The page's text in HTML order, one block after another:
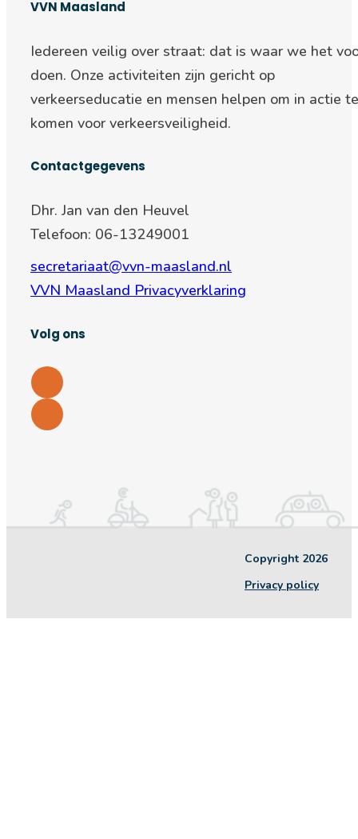
VVN Maasland
Iedereen veilig over straat: dat is waar we het
doen. Onze activiteiten zijn gericht op
verkeerseducatie en mensen helpen om in actie te
komen voor verkeersveiligheid.
Contactgegevens
Dhr. Jan van den Heuvel
Telefoon: 06-13249001
secretariaat@vvn-maasland.nl
VVN Maasland Privacyverklaring
Volg ons
Copyright 2026
Privacy policy